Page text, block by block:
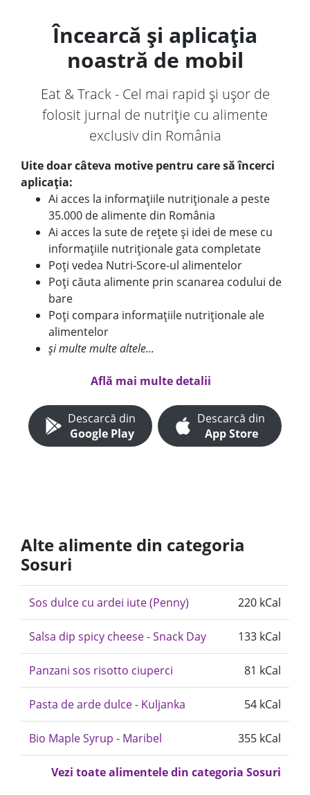
Încearcă și aplicația
noastră de mobil
Eat & Track - Cel mai rapid și ușor de
folosit jurnal de nutriție cu alimente
exclusiv din România
Uite doar câteva motive pentru care să încerci
aplicația:
Ai acces la informațiile nutriționale a peste
35.000 de alimente din România
Ai acces la sute de rețete și idei de mese cu
informațiile nutriționale gata completate
Poți vedea Nutri-Score-ul alimentelor
Poți căuta alimente prin scanarea codului de
bare
Poți compara informațiile nutriționale ale
alimentelor
și multe multe altele...
Află mai multe detalii
Descarcă din
Google Play
Descarcă din
App Store
Alte alimente din categoria
Sosuri
Sos dulce cu ardei iute (Penny) 220 kCal
Salsa dip spicy cheese - Snack Day 133 kCal
Panzani sos risotto ciuperci 81 kCal
Pasta de arde dulce - Kuljanka 54 kCal
Bio Maple Syrup - Maribel 355 kCal
Vezi toate alimentele din categoria Sosuri